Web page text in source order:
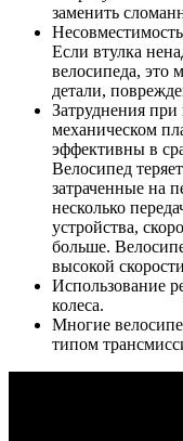
заменить
Если втулка
велосипеда, это
детали,
Затруднения
механическом
эффективны в
Велосипед
затраченные на
несколько
устройства,
больше.
высокой
Использование
колеса.
Многие
типом